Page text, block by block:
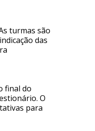
turmas são
das
final do
O
para